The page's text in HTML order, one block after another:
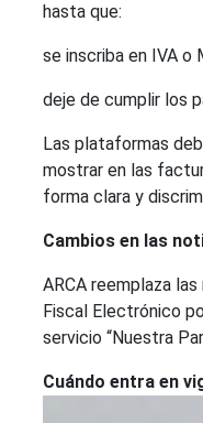
hasta que:
se inscriba en IVA o
deje de cumplir los
Las plataformas
mostrar en las
forma clara y
Cambios en las
ARCA reemplaza
Fiscal Electrónico
servicio “Nuestra
Cuándo entra en